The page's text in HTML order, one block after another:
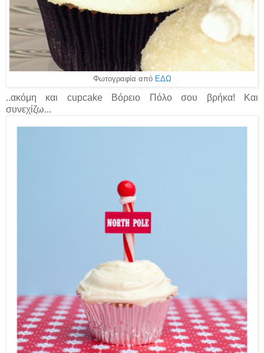
Φωτογραφία από ΕΔΩ
..ακόμη και cupcake Βόρειο Πόλο σου βρήκα! Και
συνεχίζω...